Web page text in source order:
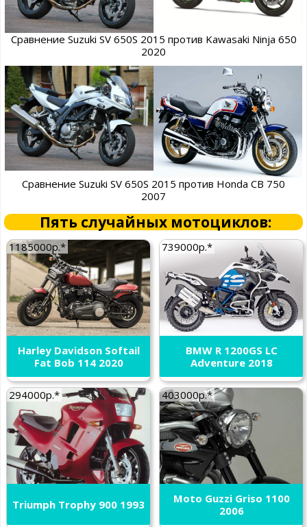
Сравнение Suzuki SV 650S 2015 против Kawasaki Ninja 650
2020
Сравнение Suzuki SV 650S 2015 против Honda CB 750
2007
Пять случайных мотоциклов:
1185000р.*
Harley Davidson Softail
Fat Bob 114 2020
739000р.*
BMW R 1200GS LC
Adventure 2018
294000р.*
Triumph Trophy 900 1993
403000р.*
Moto Guzzi Griso 1100
2006